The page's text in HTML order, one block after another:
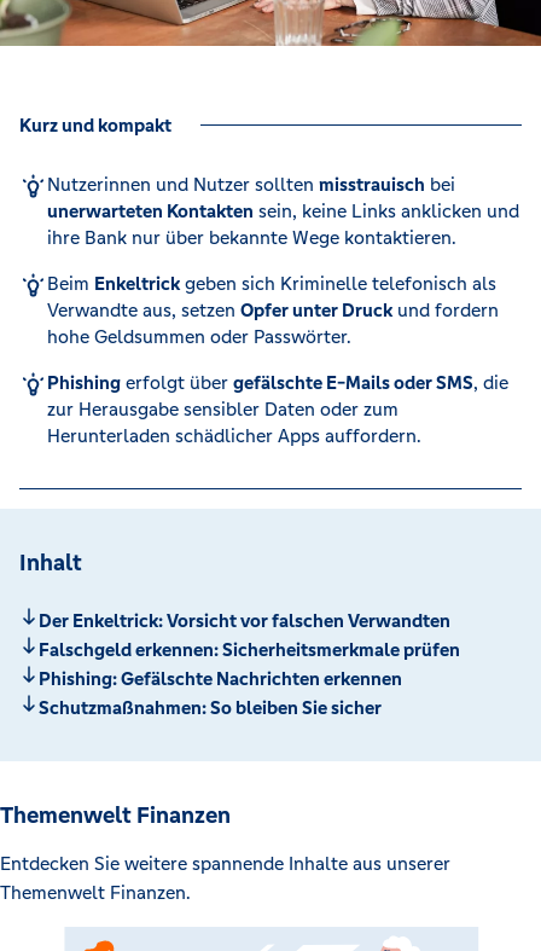
Kurz und kompakt
Nutzerinnen und Nutzer sollten misstrauisch bei
unerwarteten Kontakten sein, keine Links anklicken und
ihre Bank nur über bekannte Wege kontaktieren.
Beim Enkeltrickgeben sich Kriminelle telefonisch als
Verwandte aus, setzen Opfer unter Druckund fordern
hohe Geldsummen oder Passwörter.
Phishingerfolgt über gefälschte E-Mails oder SMS, die
zur Herausgabe sensibler Daten oder zum
Herunterladen schädlicher Apps auffordern.
Inhalt
Der Enkeltrick: Vorsicht vor falschen Verwandten
Falschgeld erkennen: Sicherheitsmerkmale prüfen
Phishing: Gefälschte Nachrichten erkennen
Schutzmaßnahmen: So bleiben Sie sicher
Themenwelt Finanzen
Entdecken Sie weitere spannende Inhalte aus unserer
Themenwelt Finanzen.